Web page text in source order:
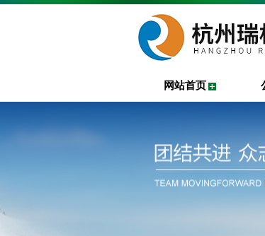
网站首页